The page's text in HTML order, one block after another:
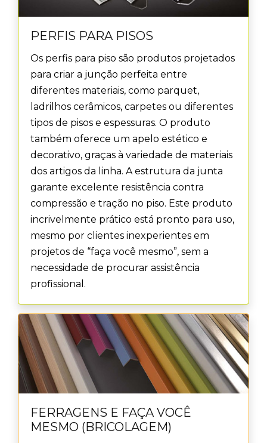
PERFIS PARA PISOS
Os perfis para piso são produtos projetados
para criar a junção perfeita entre
diferentes materiais, como parquet,
ladrilhos cerâmicos, carpetes ou diferentes
tipos de pisos e espessuras. O produto
também oferece um apelo estético e
decorativo, graças à variedade de materiais
dos artigos da linha. A estrutura da junta
garante excelente resistência contra
compressão e tração no piso. Este produto
incrivelmente prático está pronto para uso,
mesmo por clientes inexperientes em
projetos de “faça você mesmo”, sem a
necessidade de procurar assistência
profissional.
FERRAGENS E FAÇA VOCÊ
MESMO (BRICOLAGEM)